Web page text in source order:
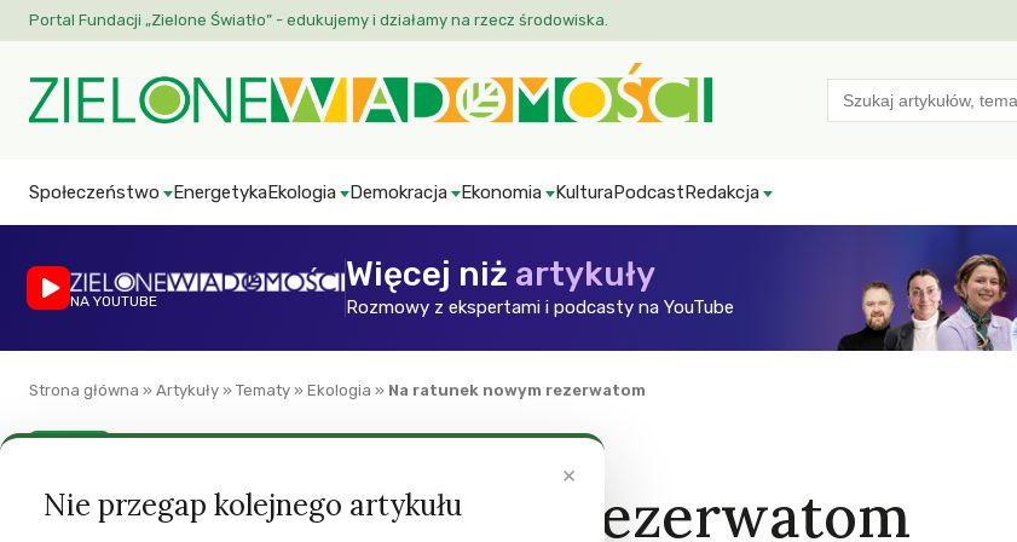
Portal Fundacji „Zielone Światło” - edukujemy i działamy na rzecz środowiska.
Search
for:
Społeczeństwo EnergetykaEkologia Demokracja Ekonomia KulturaPodcastRedakcja
NA YOUTUBE
Więcej niż artykuły
Rozmowy z ekspertami i podcasty na YouTube
Strona główna » Artykuły » Tematy » Ekologia » Na ratunek nowym rezerwatom
Na ratunek nowym rezerwatom
×
Nie przegap kolejnego artykułu